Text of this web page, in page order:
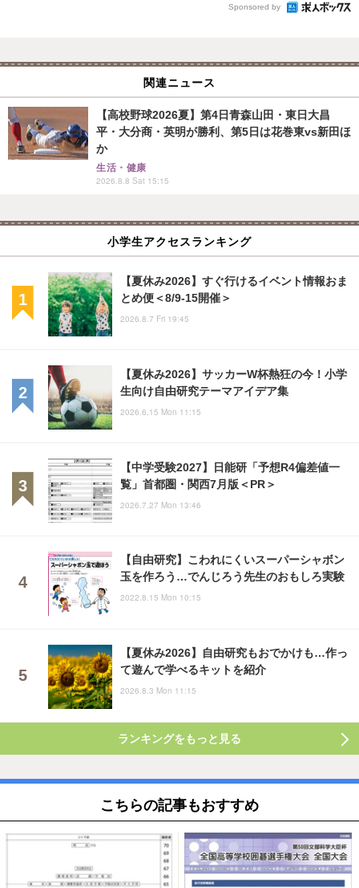
Sponsored by
関連ニュース
【高校野球2026夏】第4日青森山田・東日大昌
平・大分商・英明が勝利、第5日は花巻東vs新田ほ
か
生活・健康
2026.8.8 Sat 15:15
小学生アクセスランキング
【夏休み2026】すぐ行けるイベント情報おま
とめ便＜8/9-15開催＞
2026.8.7 Fri 19:45
【夏休み2026】サッカーW杯熱狂の今！小学
生向け自由研究テーマアイデア集
2026.6.15 Mon 11:15
【中学受験2027】日能研「予想R4偏差値一
覧」首都圏・関西7月版＜PR＞
2026.7.27 Mon 13:46
【自由研究】こわれにくいスーパーシャボン
玉を作ろう…でんじろう先生のおもしろ実験
2022.8.15 Mon 10:15
【夏休み2026】自由研究もおでかけも…作っ
て遊んで学べるキットを紹介
2026.8.3 Mon 11:15
ランキングをもっと見る
こちらの記事もおすすめ